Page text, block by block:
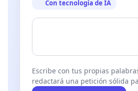
Con tecnología de IA
Escribe con tus propias
redactará una petición sólida